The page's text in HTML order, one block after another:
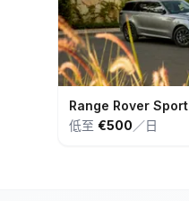
Range Rover Sport
低至 €500 ／日